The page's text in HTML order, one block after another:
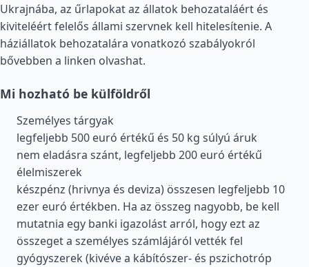
Ukrajnába, az űrlapokat az állatok behozataláért és
kiviteléért felelős állami szervnek kell hitelesítenie. A
háziállatok behozatalára vonatkozó szabályokról
bővebben a linken olvashat.
Mi hozható be külföldről
Személyes tárgyak
legfeljebb 500 euró értékű és 50 kg súlyú áruk
nem eladásra szánt, legfeljebb 200 euró értékű
élelmiszerek
készpénz (hrivnya és deviza) összesen legfeljebb 10
ezer euró értékben. Ha az összeg nagyobb, be kell
mutatnia egy banki igazolást arról, hogy ezt az
összeget a személyes számlájáról vették fel
gyógyszerek (kivéve a kábítószer- és pszichotróp